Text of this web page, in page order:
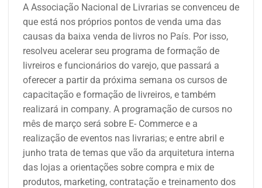
A Associação Nacional de Livrarias se convenceu de
que está nos próprios pontos de venda uma das
causas da baixa venda de livros no País. Por isso,
resolveu acelerar seu programa de formação de
livreiros e funcionários do varejo, que passará a
oferecer a partir da próxima semana os cursos de
capacitação e formação de livreiros, e também
realizará in company. A programação de cursos no
mês de março será sobre E- Commerce e a
realização de eventos nas livrarias; e entre abril e
junho trata de temas que vão da arquitetura interna
das lojas a orientações sobre compra e mix de
produtos, marketing, contratação e treinamento dos